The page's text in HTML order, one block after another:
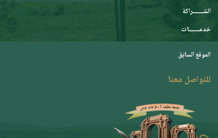
الشـــــــراكة
خدمـــــــات
الموقع السابق
للتواصل معنا